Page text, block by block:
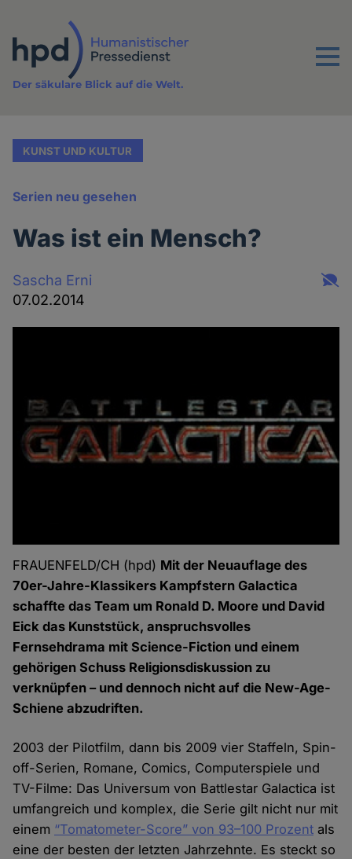
Inhalt
Menu
Der säkulare Blick auf die Welt.
KUNST UND KULTUR
Serien neu gesehen
Was ist ein Mensch?
Sascha Erni
07.02.2014
FRAUENFELD/CH (hpd) Mit der Neuauflage des
70er-Jahre-Klassikers Kampfstern Galactica
schaffte das Team um Ronald D. Moore und David
Eick das Kunststück, anspruchsvolles
Fernsehdrama mit Science-Fiction und einem
gehörigen Schuss Religionsdiskussion zu
verknüpfen – und dennoch nicht auf die New-Age-
Schiene abzudriften.
2003 der Pilotfilm, dann bis 2009 vier Staffeln, Spin-
off-Serien, Romane, Comics, Computerspiele und
TV-Filme: Das Universum von Battlestar Galactica ist
umfangreich und komplex, die Serie gilt nicht nur mit
einem “Tomatometer-Score” von 93–100 Prozent als
eine der besten der letzten Jahrzehnte. Es steckt so